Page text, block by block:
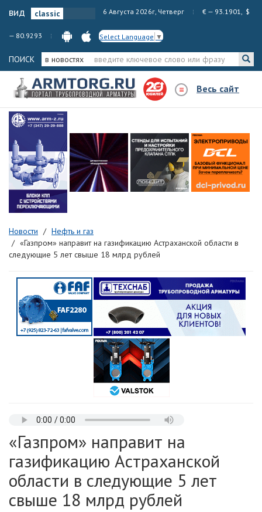
вид 6 Августа 2026г, Четверг € — 93.1901, $
— 80.9293 Select Language ▼
ПОИСК в новостях
Весь сайт
Новости
Нефть и газ
«Газпром» направит на газификацию Астраханской области в
следующие 5 лет свыше 18 млрд рублей
«Газпром» направит на
газификацию Астраханской
области в следующие 5 лет
свыше 18 млрд рублей